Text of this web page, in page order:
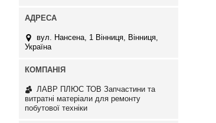
вул. Нансена, 1 Вінниця, Вінниця,
Україна
ЛАВР ПЛЮС ТОВ Запчастини та
витратні матеріали для ремонту
побутової техніки